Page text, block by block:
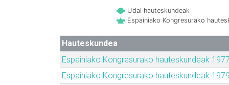
Udal hauteskundeak
Espainiako Kongresurako
Hauteskundea
Espainiako Kongresurako hauteskundeak 1977
Espainiako Kongresurako hauteskundeak 1979